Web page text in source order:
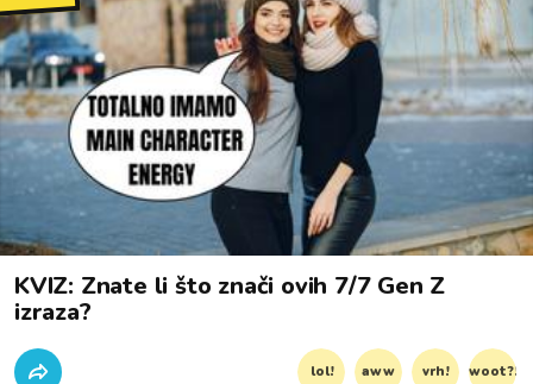
KVIZ: Znate li što znači ovih 7/7 Gen Z
izraza?
lol! aww vrh! woot?!